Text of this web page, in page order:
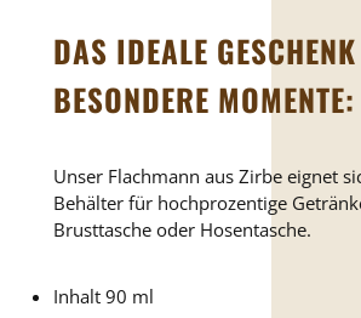
DAS IDEALE
BESONDERE MOMENTE:
Unser Flachmann aus Zirbe eignet
Behälter für hochprozentige
Brusttasche oder Hosentasche.
Inhalt 90 ml